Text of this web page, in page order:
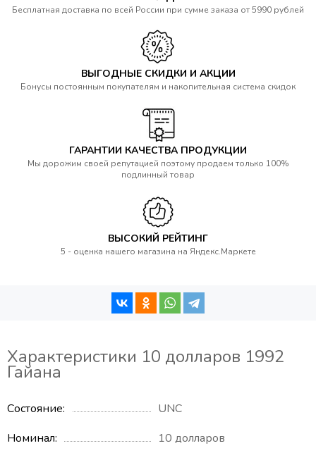
Бесплатная доставка по всей России при сумме заказа от 5990 рублей
ВЫГОДНЫЕ СКИДКИ И АКЦИИ
Бонусы постоянным покупателям и накопительная система скидок
ГАРАНТИИ КАЧЕСТВА ПРОДУКЦИИ
Мы дорожим своей репутацией поэтому продаем только 100%
подлинный товар
ВЫСОКИЙ РЕЙТИНГ
5 - оценка нашего магазина на Яндекс.Маркете
Характеристики 10 долларов 1992
Гайана
Состояние
UNC
Номинал
10 долларов